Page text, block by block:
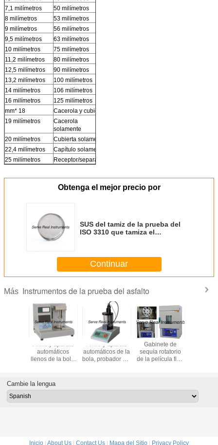
7,1 milímetros
50 milímetros
8 milímetros
53 milímetros
9 milímetros
56 milímetros
9,5 milímetros
63 milímetros
10 milímetros
75 milímetros
11,2 milímetros
80 milímetros
12,5 milímetros
90 milímetros
13,2 milímetros
100 milímetros
14 milímetros
106 milímetros
16 milímetros
125 milímetros
mm* 18
Cacerola y cubierta
19 milímetros
Cacerola
solamente
20 milímetros
Cubierta solamente
22,4 milímetros
Capítulo solamente
25 milímetros
Receptor/separador
Obtenga el mejor precio por
SUS del tamiz de la prueba del
ISO 3310 que tamiza el
Continuar
Más Instrumentos de la prueba del asfalto
asfalto
Anillo y aparato
automáticos
llenos de la bola,
reblandecimiento
del asfalto
Anillo y aparato
automáticos de la
bola, probador del
Gabinete de
sequía rotatorio
de la película fina
prueba del asfalto
Cambie la lengua
Inicio | About Us | Contact Us | Mapa del Sitio | Privacy Policy